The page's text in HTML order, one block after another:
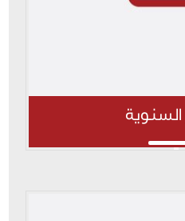
السنوية